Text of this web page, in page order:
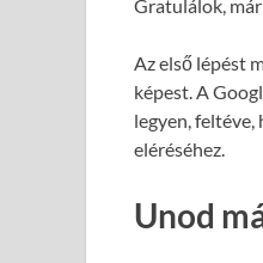
Gratulálok,
Az első lépést
képest. A
legyen,
eléréséhez.
Unod